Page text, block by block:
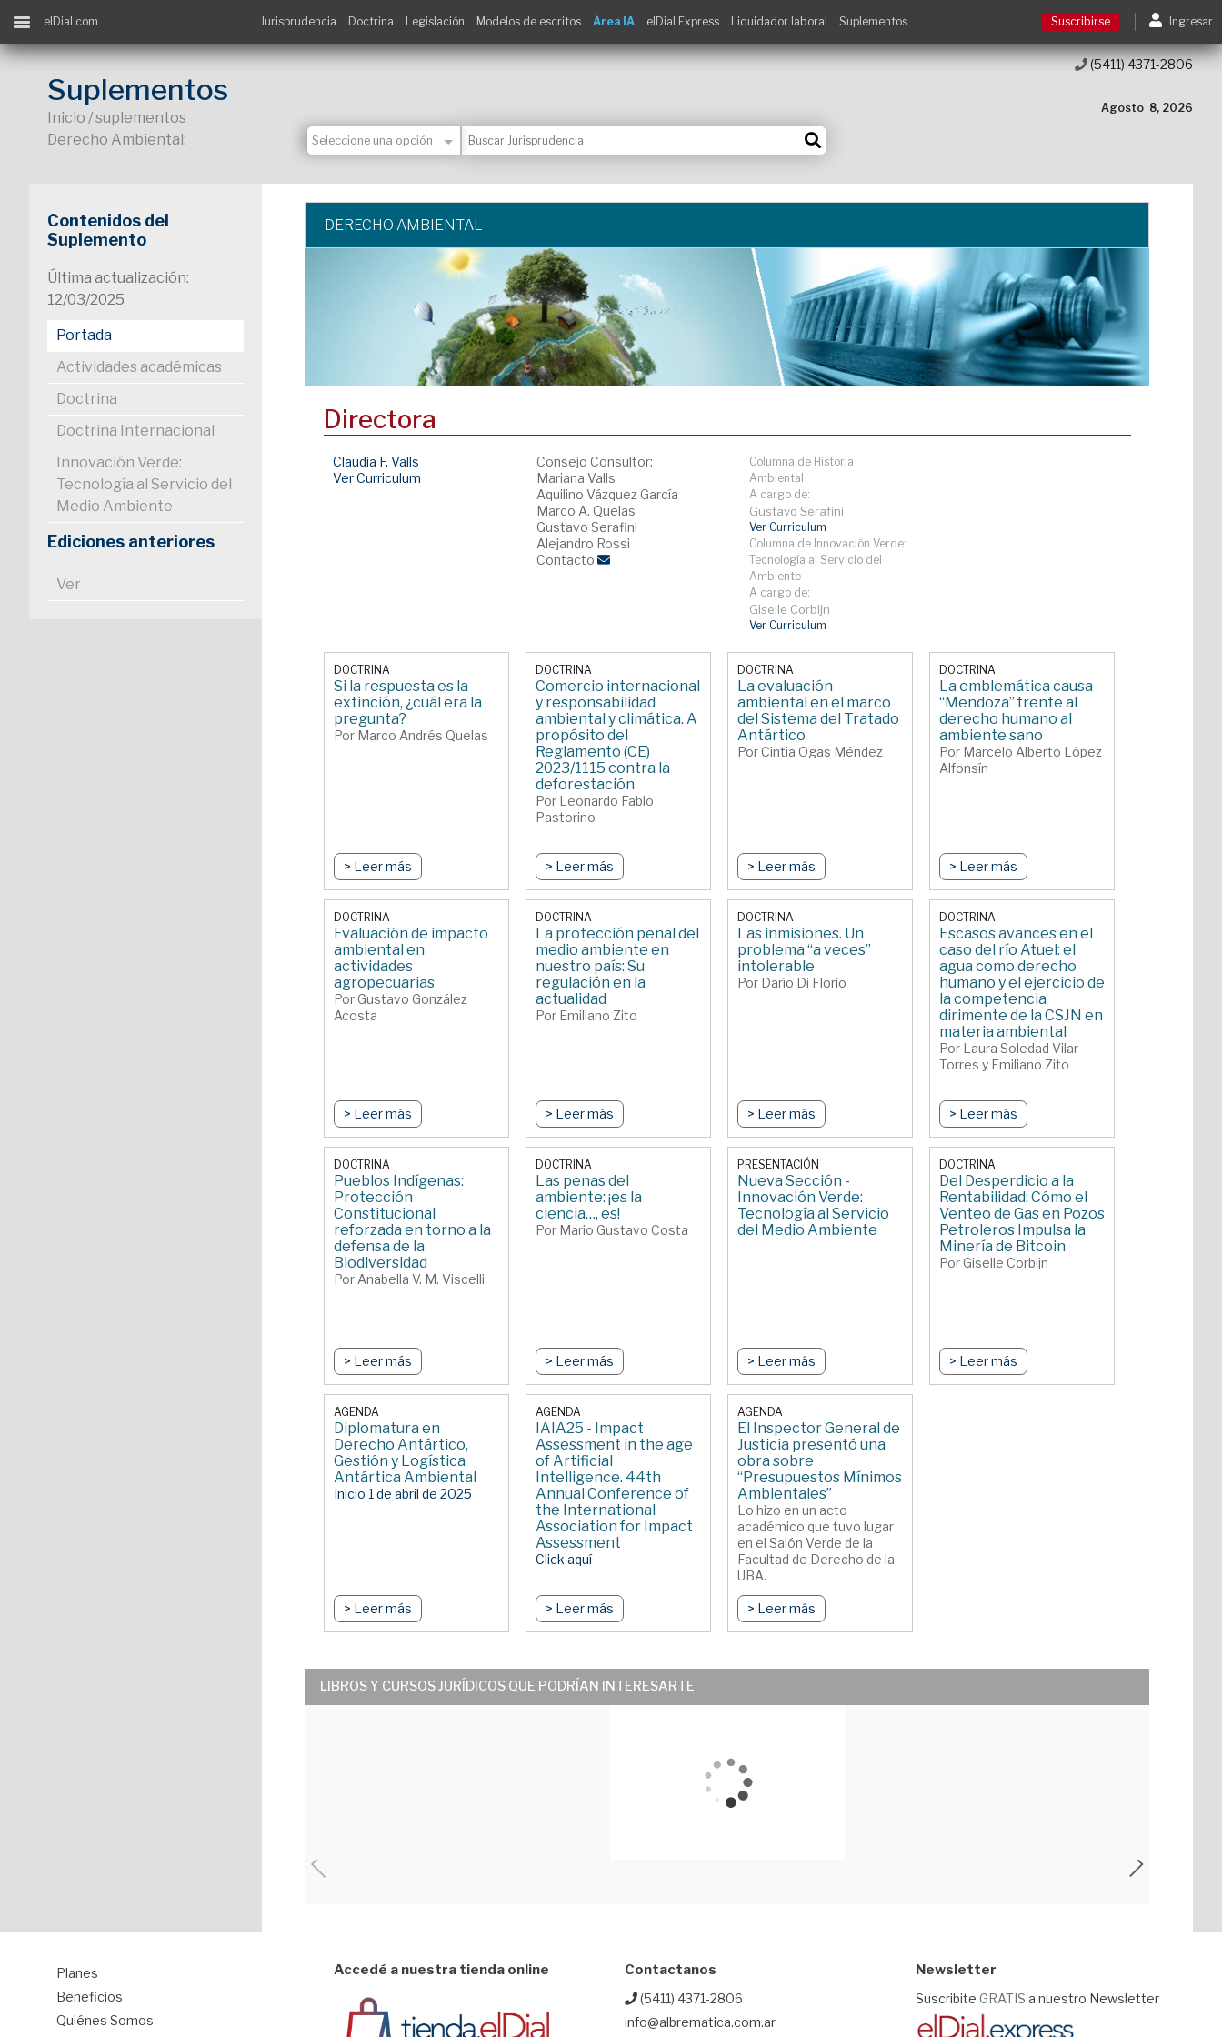
Suscribirse
Contacto
elDial.com Jurisprudencia Doctrina Legislación Modelos de escritos Área IA elDial Express Liquidador laboral Suplementos Suscribirse Ingresar
Suplementos
Inicio / suplementos
Derecho Ambiental:
Agosto 8, 2026
(5411) 4371-2806
Contenidos del
Suplemento
Última actualización:
12/03/2025
Portada
Actividades académicas
Doctrina
Doctrina Internacional
Innovación Verde:
Tecnología al Servicio del
Medio Ambiente
Ediciones anteriores
Ver
DERECHO AMBIENTAL
Directora
Claudia F. Valls
Ver Curriculum
Consejo Consultor:
Mariana Valls
Aquilino Vázquez García
Marco A. Quelas
Gustavo Serafini
Alejandro Rossi
Contacto
Columna de Historia
Ambiental
A cargo de:
Gustavo Serafini
Ver Curriculum
Columna de Innovación Verde:
Tecnología al Servicio del
Ambiente
A cargo de:
Giselle Corbijn
Ver Curriculum
DOCTRINA
Si la respuesta es la
extinción, ¿cuál era la
pregunta?
Por Marco Andrés Quelas
> Leer más
DOCTRINA
Comercio internacional
y responsabilidad
ambiental y climática. A
propósito del
Reglamento (CE)
2023/1115 contra la
deforestación
Por Leonardo Fabio
Pastorino
> Leer más
DOCTRINA
La evaluación
ambiental en el marco
del Sistema del Tratado
Antártico
Por Cintia Ogas Méndez
> Leer más
DOCTRINA
La emblemática causa
“Mendoza” frente al
derecho humano al
ambiente sano
Por Marcelo Alberto López
Alfonsín
> Leer más
DOCTRINA
Evaluación de impacto
ambiental en
actividades
agropecuarias
Por Gustavo González
Acosta
> Leer más
DOCTRINA
La protección penal del
medio ambiente en
nuestro país: Su
regulación en la
actualidad
Por Emiliano Zito
> Leer más
DOCTRINA
Las inmisiones. Un
problema “a veces”
intolerable
Por Darío Di Florio
> Leer más
DOCTRINA
Escasos avances en el
caso del río Atuel: el
agua como derecho
humano y el ejercicio de
la competencia
dirimente de la CSJN en
materia ambiental
Por Laura Soledad Vilar
Torres y Emiliano Zito
> Leer más
DOCTRINA
Pueblos Indígenas:
Protección
Constitucional
reforzada en torno a la
defensa de la
Biodiversidad
Por Anabella V. M. Viscelli
> Leer más
DOCTRINA
Las penas del
ambiente: ¡es la
ciencia…, es!
Por Mario Gustavo Costa
> Leer más
PRESENTACIÓN
Nueva Sección -
Innovación Verde:
Tecnología al Servicio
del Medio Ambiente
> Leer más
DOCTRINA
Del Desperdicio a la
Rentabilidad: Cómo el
Venteo de Gas en Pozos
Petroleros Impulsa la
Minería de Bitcoin
Por Giselle Corbijn
> Leer más
AGENDA
Diplomatura en
Derecho Antártico,
Gestión y Logística
Antártica Ambiental
Inicio 1 de abril de 2025
> Leer más
AGENDA
IAIA25 - Impact
Assessment in the age
of Artificial
Intelligence. 44th
Annual Conference of
the International
Association for Impact
Assessment
Click aquí
> Leer más
AGENDA
El Inspector General de
Justicia presentó una
obra sobre
“Presupuestos Mínimos
Ambientales”
Lo hizo en un acto
académico que tuvo lugar
en el Salón Verde de la
Facultad de Derecho de la
UBA.
> Leer más
LIBROS Y CURSOS JURÍDICOS QUE PODRÍAN INTERESARTE
Planes
Beneficios
Quiénes Somos
Accedé a nuestra tienda online Contactanos
(5411) 4371-2806
info@albrematica.com.ar
Newsletter
Suscribite GRATIS a nuestro Newsletter